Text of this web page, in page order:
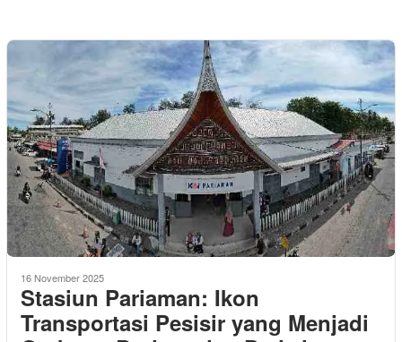
16 November 2025
Stasiun Pariaman: Ikon
Transportasi Pesisir yang Menjadi